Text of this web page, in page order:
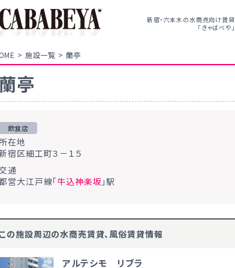
新宿・六本木の水商売向け賃貸
「きゃばべや」
施設一覧 蘭亭
亭
飲食店
在地
宿区細工町３－１５
通
営大江戸線「牛込神楽坂 」駅
の施設周辺の水商売賃貸、風俗賃貸情報
アルテシモ リブラ